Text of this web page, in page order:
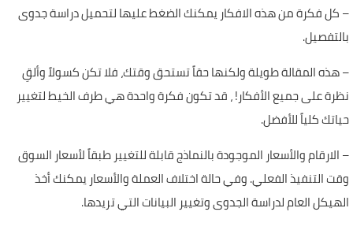
– كل فكرة من هذه الافكار يمكنك الضغط عليها لتحميل دراسة جدوى
بالتفصيل.
– هذه المقالة طويلة ولكنها حقاً تستحق وقتك، فلا تكن كسولاً وألقِ
نظرة على جميع الأفكار! ، قد تكون فكرة واحدة هي طرف الخيط لتغيير
حياتك كلياً للأفضل.
– الارقام والأسعار الموجودة بالنماذج قابلة للتغيير طبقاً لأسعار السوق
وقت التنفيذ الفعلي. وفي حالة اختلاف العملة والأسعار يمكنك أخذ
الهيكل العام لدراسة الجدوى وتغيير البيانات التي تريدها.